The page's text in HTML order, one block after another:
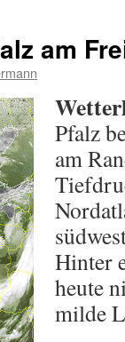
am
Pfalz
am
Hinter
heute
milde